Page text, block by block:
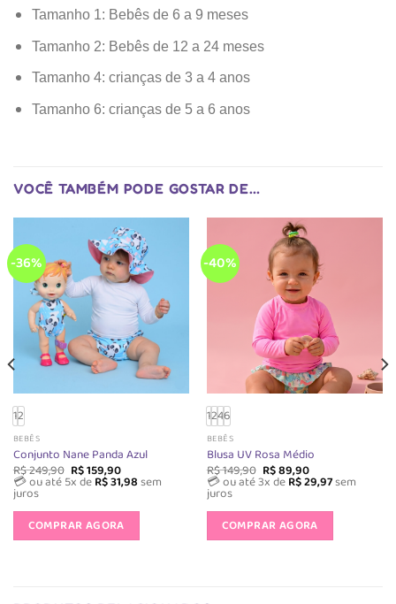
Tamanho 1: Bebês de 6 a 9 meses
Tamanho 2: Bebês de 12 a 24 meses
Tamanho 4: crianças de 3 a 4 anos
Tamanho 6: crianças de 5 a 6 anos
VOCÊ TAMBÉM PODE GOSTAR DE…
-36%
12
BEBÊS
Conjunto Nane Panda Azul
R$249,90 O
preço
original
R$ 249,90.
R$159,90O
preço
atual
R$ 159,90.
💳 ou até 5x deR$31,98sem
juros
COMPRAR AGORA
-40%
1246
BEBÊS
Blusa UV Rosa Médio
R$149,90 O
preço
original
R$ 149,90.
R$89,90O
preço
atual
R$ 89,90.
💳 ou até 3x deR$29,97sem
juros
COMPRAR AGORA